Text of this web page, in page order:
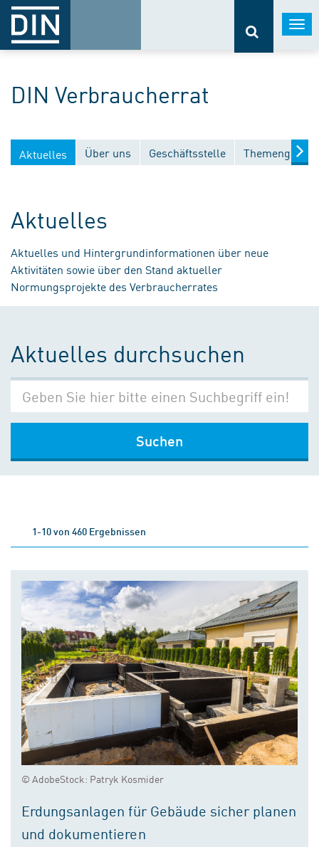
DIN Verbraucherrat
Aktuelles Über uns Geschäftsstelle
Aktuelles
Aktuelles und Hintergrundinformationen über neue
Aktivitäten sowie über den Stand aktueller
Normungsprojekte des Verbraucherrates
Aktuelles durchsuchen
Suchen
1-10 von 460 Ergebnissen
© AdobeStock: Patryk Kosmider
Erdungsanlagen für Gebäude sicher planen
und dokumentieren